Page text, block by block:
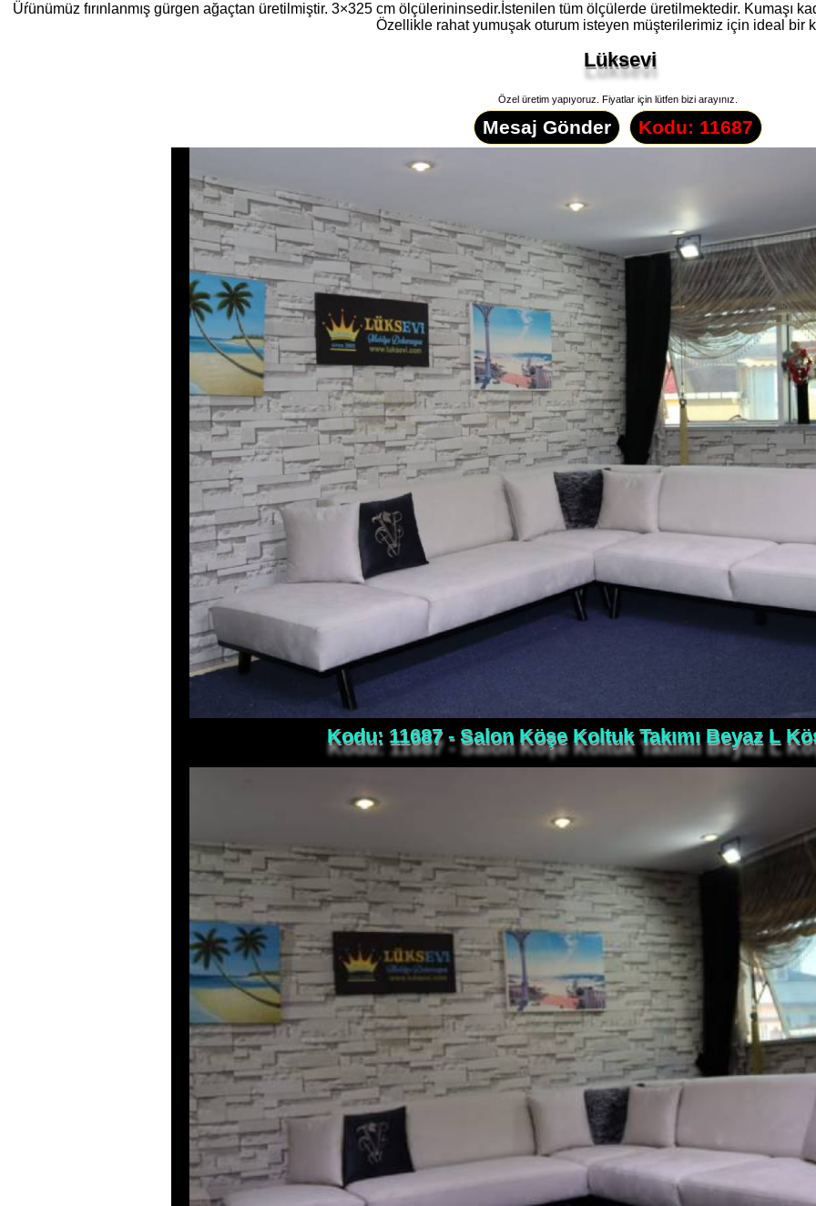
Üŕünümüz fırınlanmış gürgen ağaçtan üretilmiştir. 3×325 cm ölçülerininsedir.İstenilen tüm ölçülerde üretilmektedir. Kumaşı
Özellikle rahat yumuşak oturum isteyen müşterilerimiz için ideal bir
Lüksevi
Özel üretim yapıyoruz. Fiyatlar için lütfen bizi arayınız.
Mesaj Gönder Kodu: 11687
Kodu: 11687 - Salon Köşe Koltuk Takımı Beyaz L